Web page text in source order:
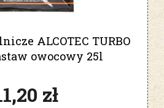
ALCOTEC TURBO
owocowy 25l
zł